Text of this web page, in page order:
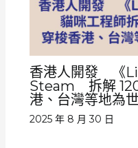
香港人開發 《
Steam 拆解
港、台灣等地為
2025 年 8 月 30 日